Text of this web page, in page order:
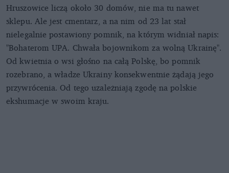
Hruszowice liczą około 30 domów, nie ma tu nawet
sklepu. Ale jest cmentarz, a na nim od 23 lat stał
nielegalnie postawiony pomnik, na którym widniał napis:
"Bohaterom UPA. Chwała bojownikom za wolną Ukrainę".
Od kwietnia o wsi głośno na całą Polskę, bo pomnik
rozebrano, a władze Ukrainy konsekwentnie żądają jego
przywrócenia. Od tego uzależniają zgodę na polskie
ekshumacje w swoim kraju.